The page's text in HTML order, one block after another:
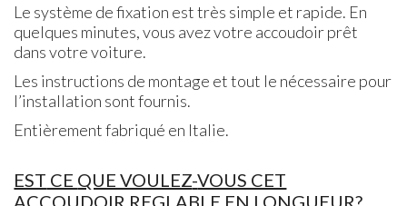
Le système de fixation est très simple et rapide. En
quelques minutes, vous avez votre accoudoir prêt
dans votre voiture.
Les instructions de montage et tout le nécessaire pour
l’installation sont fournis.
Entièrement fabriqué en Italie.
EST CE QUE VOULEZ-VOUS CET
ACCOUDOIR REGLABLE EN LONGUEUR?